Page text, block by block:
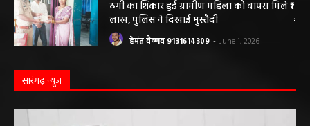
ठगी का शिकार हुई ग्रामीण महिला को वापस मिले ₹1
लाख, पुलिस ने दिखाई मुस्तैदी
हेमंत वैष्णव 9131614309 - June 1, 2026
सारंगढ़ न्यूज़